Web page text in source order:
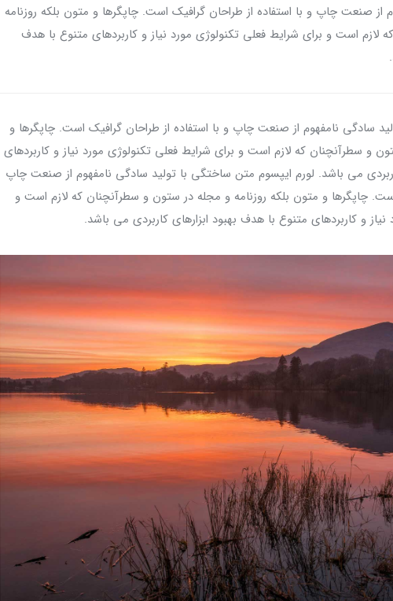
از صنعت چاپ و با استفاده از طراحان گرافیک است. چاپگرها و متون بلکه روزنامه
است و برای شرایط فعلی تکنولوژی مورد نیاز و کاربردهای متنوع با هدف
سادگی نامفهوم از صنعت چاپ و با استفاده از طراحان گرافیک است. چاپگرها و
و سطرآنچنان که لازم است و برای شرایط فعلی تکنولوژی مورد نیاز و کاربردهای
می باشد. لورم ایپسوم متن ساختگی با تولید سادگی نامفهوم از صنعت چاپ
چاپگرها و متون بلکه روزنامه و مجله در ستون و سطرآنچنان که لازم است و
و کاربردهای متنوع با هدف بهبود ابزارهای کاربردی می باشد.